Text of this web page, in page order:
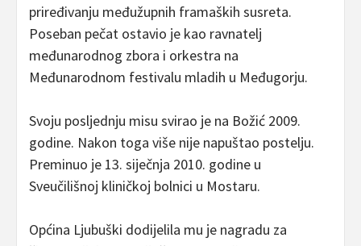
priređivanju međužupnih framaških susreta.
Poseban pečat ostavio je kao ravnatelj
međunarodnog zbora i orkestra na
Međunarodnom festivalu mladih u Međugorju.
Svoju posljednju misu svirao je na Božić 2009.
godine. Nakon toga više nije napuštao postelju.
Preminuo je 13. siječnja 2010. godine u
Sveučilišnoj kliničkoj bolnici u Mostaru.
Općina Ljubuški dodijelila mu je nagradu za